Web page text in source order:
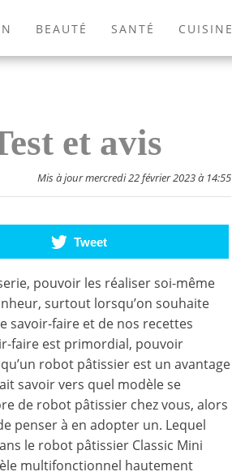
BEAUTÉ SANTÉ CUISINE
JEUX VIDÉOS LIVRES
et avis
Mis à jour mercredi 22 février 2023 à 14:55
Tweet
pouvoir les réaliser soi-même
surtout lorsqu’on souhaite
savoir-faire et de nos recettes
faire est primordial, pouvoir
robot pâtissier est un avantage
savoir vers quel modèle se
de robot pâtissier chez vous, alors
penser à en adopter un. Lequel
le robot pâtissier Classic Mini
multifonctionnel hautement